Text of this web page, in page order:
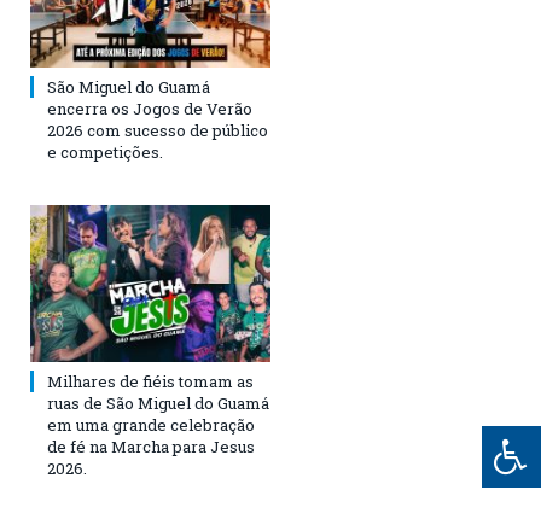
São Miguel do Guamá
encerra os Jogos de Verão
2026 com sucesso de público
e competições.
Milhares de fiéis tomam as
ruas de São Miguel do Guamá
em uma grande celebração
de fé na Marcha para Jesus
2026.